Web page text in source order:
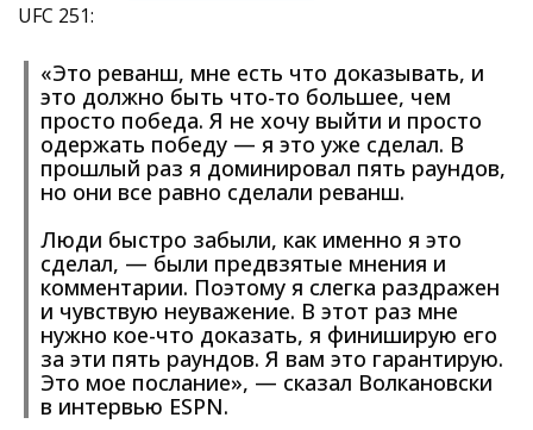
UFC 251:
«Это реванш, мне есть что доказывать, и
это должно быть что-то большее, чем
просто победа. Я не хочу выйти и просто
одержать победу — я это уже сделал. В
прошлый раз я доминировал пять раундов,
но они все равно сделали реванш.
Люди быстро забыли, как именно я это
сделал, — были предвзятые мнения и
комментарии. Поэтому я слегка раздражен
и чувствую неуважение. В этот раз мне
нужно кое-что доказать, я финиширую его
за эти пять раундов. Я вам это гарантирую.
Это мое послание», — сказал Волкановски
в интервью ESPN.